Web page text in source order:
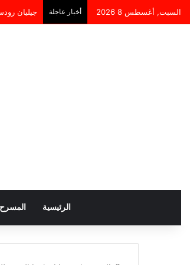
السبت, أغسطس 8 2026 أخبار عاجلة جيليان رودس
الرئيسية